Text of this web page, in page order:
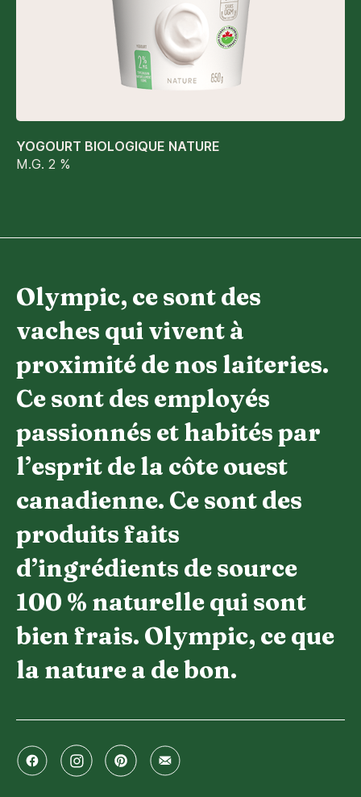
YOGOURT BIOLOGIQUE NATURE
M.G. 2 %
Olympic, ce sont des
vaches qui vivent à
proximité de nos laiteries.
Ce sont des employés
passionnés et habités par
l’esprit de la côte ouest
canadienne. Ce sont des
produits faits
d’ingrédients de source
100 % naturelle qui sont
bien frais. Olympic, ce que
la nature a de bon.